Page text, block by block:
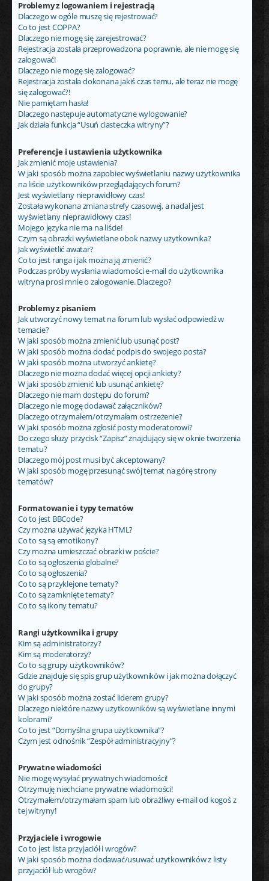
Problemy z logowaniem i rejestracją
Dlaczego w ogóle muszę się rejestrować?
Co to jest COPPA?
Dlaczego nie mogę się zarejestrować?
Rejestracja została przeprowadzona poprawnie, ale nie mogę się
zalogować!
Dlaczego nie mogę się zalogować?
Rejestracja została dokonana jakiś czas temu, ale teraz nie mogę
się zalogować?!
Nie pamiętam hasła!
Dlaczego następuje automatyczne wylogowanie?
Jak działa funkcja “Usuń ciasteczka witryny”?
Preferencje i ustawienia użytkownika
Jak zmienić moje ustawienia?
W jaki sposób można zapobiec wyświetlaniu nazwy użytkownika
na liście użytkowników przeglądających forum?
Jest wyświetlany nieprawidłowy czas!
Została wykonana zmiana strefy czasowej, a nadal jest
wyświetlany nieprawidłowy czas!
Mojego języka nie ma na liście!
Czym są obrazki wyświetlane obok nazwy użytkownika?
Jak wyświetlić awatar?
Co to jest ranga i jak można ją zmienić?
Podczas próby wysłania wiadomości e-mail do użytkownika
witryna prosi mnie o zalogowanie. Dlaczego?
Problemy z pisaniem
Jak utworzyć nowy temat na forum lub wysłać odpowiedź w
temacie?
W jaki sposób można zmienić lub usunąć post?
W jaki sposób można dodać podpis do swojego posta?
W jaki sposób można utworzyć ankietę?
Dlaczego nie można dodać więcej opcji ankiety?
W jaki sposób zmienić lub usunąć ankietę?
Dlaczego nie mam dostępu do forum?
Dlaczego nie mogę dodawać załączników?
Dlaczego otrzymałem/otrzymałam ostrzeżenie?
W jaki sposób można zgłosić posty moderatorowi?
Do czego służy przycisk “Zapisz” znajdujący się w oknie tworzenia
tematu?
Dlaczego mój post musi być akceptowany?
W jaki sposób mogę przesunąć swój temat na górę strony
tematów?
Formatowanie i typy tematów
Co to jest BBCode?
Czy można używać języka HTML?
Co to są są emotikony?
Czy można umieszczać obrazki w poście?
Co to są ogłoszenia globalne?
Co to są ogłoszenia?
Co to są przyklejone tematy?
Co to są zamknięte tematy?
Co to są ikony tematu?
Rangi użytkownika i grupy
Kim są administratorzy?
Kim są moderatorzy?
Co to są grupy użytkowników?
Gdzie znajduje się spis grup użytkowników i jak można dołączyć
do grupy?
W jaki sposób można zostać liderem grupy?
Dlaczego niektóre nazwy użytkowników są wyświetlane innymi
kolorami?
Co to jest “Domyślna grupa użytkownika”?
Czym jest odnośnik “Zespół administracyjny”?
Prywatne wiadomości
Nie mogę wysyłać prywatnych wiadomości!
Otrzymuję niechciane prywatne wiadomości!
Otrzymałem/otrzymałam spam lub obraźliwy e-mail od kogoś z
tej witryny!
Przyjaciele i wrogowie
Co to jest lista przyjaciół i wrogów?
W jaki sposób można dodawać/usuwać użytkowników z listy
przyjaciół lub wrogów?